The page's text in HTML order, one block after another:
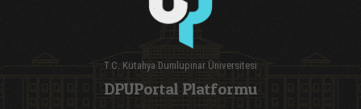
T.C. Kütahya Dumlupınar Üniversitesi
DPUPortal Platformu